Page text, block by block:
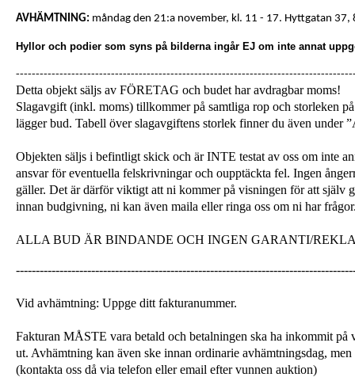
AVHÄMTNING: måndag den 21:a november, kl. 11 - 17. Hyttgatan 37,
Hyllor och podier som syns på bilderna ingår EJ om inte annat
Detta objekt säljs av FÖRETAG och budet har avdragbar moms!
Slagavgift (inkl. moms) tillkommer på samtliga rop och storleken
lägger bud. Tabell över slagavgiftens storlek finner du även under
Objekten säljs i befintligt skick och är INTE testat av oss om inte
ansvar för eventuella felskrivningar och oupptäckta fel. Ingen
gäller. Det är därför viktigt att ni kommer på visningen för att själv
innan budgivning, ni kan även maila eller ringa oss om ni har
ALLA BUD ÄR BINDANDE OCH INGEN GARANTI/
Vid avhämtning: Uppge ditt fakturanummer.
Fakturan MÅSTE vara betald och betalningen ska ha inkommit på
ut. Avhämtning kan även ske innan ordinarie avhämtningsdag,
(kontakta oss då via telefon eller email efter vunnen auktion)